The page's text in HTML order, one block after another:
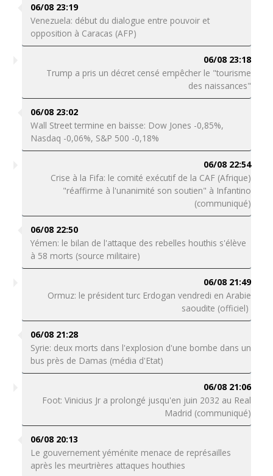
06/08 23:19
Venezuela: début du dialogue entre pouvoir et
opposition à Caracas (AFP)
06/08 23:18
Trump a pris un décret censé empêcher le "tourisme
des naissances"
06/08 23:02
Wall Street termine en baisse: Dow Jones -0,85%,
Nasdaq -0,06%, S&P 500 -0,18%
06/08 22:54
Crise à la Fifa: le comité exécutif de la CAF (Afrique)
"réaffirme à l'unanimité son soutien" à Infantino
(communiqué)
06/08 22:50
Yémen: le bilan de l'attaque des rebelles houthis s'élève
à 58 morts (source militaire)
06/08 21:49
Ormuz: le président turc Erdogan vendredi en Arabie
saoudite (officiel)
06/08 21:28
Syrie: deux morts dans l'explosion d'une bombe dans un
bus près de Damas (média d'Etat)
06/08 21:06
Foot: Vinicius Jr a prolongé jusqu'en juin 2032 au Real
Madrid (communiqué)
06/08 20:13
Le gouvernement yéménite menace de représailles
après les meurtrières attaques houthies